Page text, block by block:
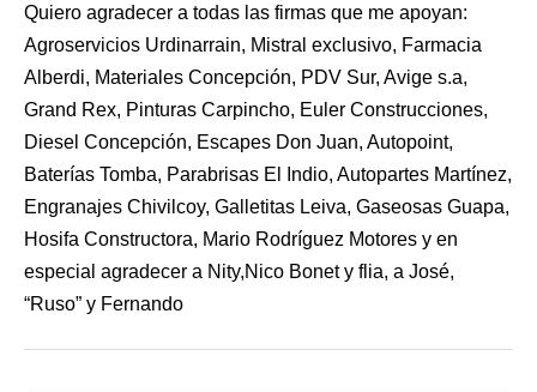
Quiero agradecer a todas las firmas que me apoyan:
Agroservicios Urdinarrain, Mistral exclusivo, Farmacia
Alberdi, Materiales Concepción, PDV Sur, Avige s.a,
Grand Rex, Pinturas Carpincho, Euler Construcciones,
Diesel Concepción, Escapes Don Juan, Autopoint,
Baterías Tomba, Parabrisas El Indio, Autopartes Martínez,
Engranajes Chivilcoy, Galletitas Leiva, Gaseosas Guapa,
Hosifa Constructora, Mario Rodríguez Motores y en
especial agradecer a Nity,Nico Bonet y flia, a José,
“Ruso” y Fernando